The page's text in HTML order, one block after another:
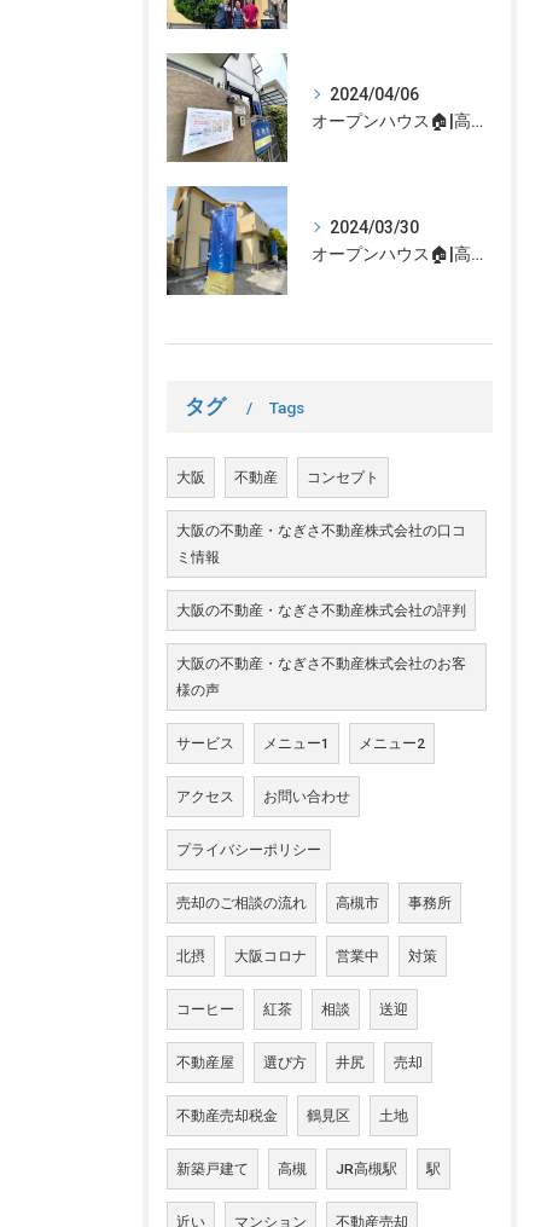
2024/04/06
オープンハウス🏠|高槻市の不動産売却、不動産空き家のご相談はなぎさ不動産まで！
2024/03/30
オープンハウス🏠|高槻市の不動産売却、不動産空き家のご相談はなぎさ不動産まで！
タグ Tags
大阪 不動産 コンセプト
大阪の不動産・なぎさ不動産株式会社の口コ
ミ情報
大阪の不動産・なぎさ不動産株式会社の評判
大阪の不動産・なぎさ不動産株式会社のお客
様の声
サービス メニュー1 メニュー2
アクセス お問い合わせ
プライバシーポリシー
売却のご相談の流れ 高槻市 事務所
北摂 大阪コロナ 営業中 対策
コーヒー 紅茶 相談 送迎
不動産屋 選び方 井尻 売却
不動産売却税金 鶴見区 土地
新築戸建て 高槻 JR高槻駅 駅
近い マンション 不動産売却